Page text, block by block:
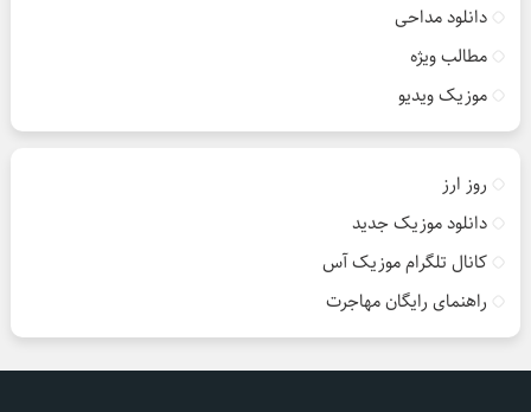
دانلود مداحی
مطالب ویژه
موزیک ویدیو
روز ارز
دانلود موزیک جدید
کانال تلگرام موزیک آس
راهنمای رایگان مهاجرت